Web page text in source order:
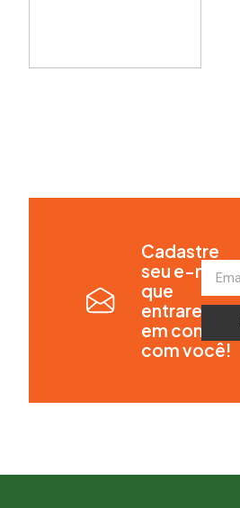
Cadastre
seu e-mail
que
entraremos
em contato
com você!